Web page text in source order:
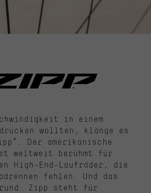
in einem
wollten, klänge es
Der amerikanische
weltweit berühmt für
High-End-Laufräder, die
fehlen. Und das
Zipp steht für